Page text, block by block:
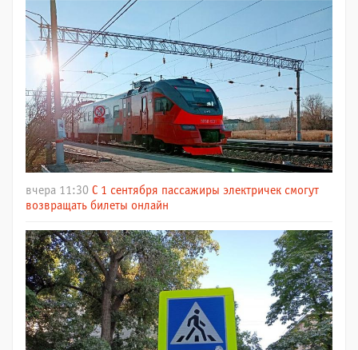
вчера 11:30 С 1 сентября пассажиры электричек смогут
возвращать билеты онлайн